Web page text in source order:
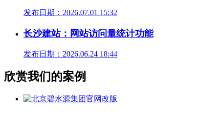
发布日期：2026.07.01 15:32
长沙建站：网站访问量统计功能
发布日期：2026.06.24 18:44
欣赏我们的案例